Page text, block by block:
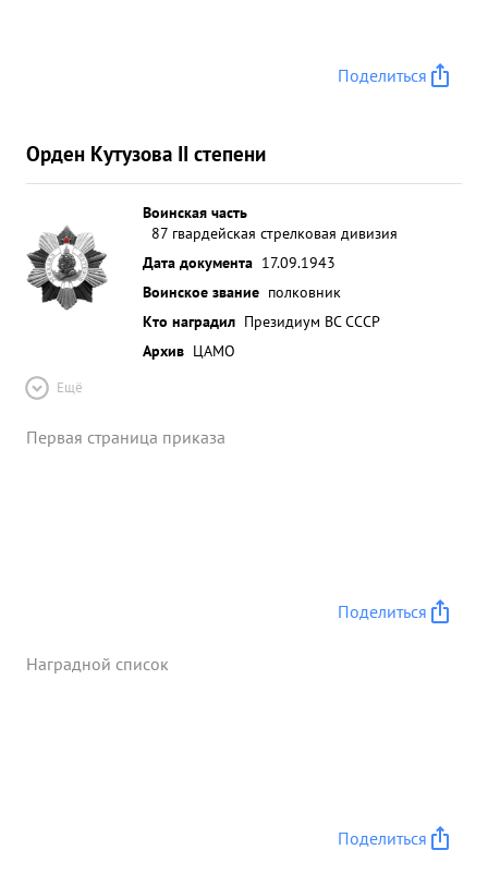
Поделиться
Орден Кутузова II степени
Воинская часть
87 гвардейская стрелковая дивизия
Дата документа 17.09.1943
Воинское звание полковник
Кто наградил Президиум ВС СССР
Архив ЦАМО
Ещё
Первая страница приказа
Поделиться
Наградной список
Поделиться